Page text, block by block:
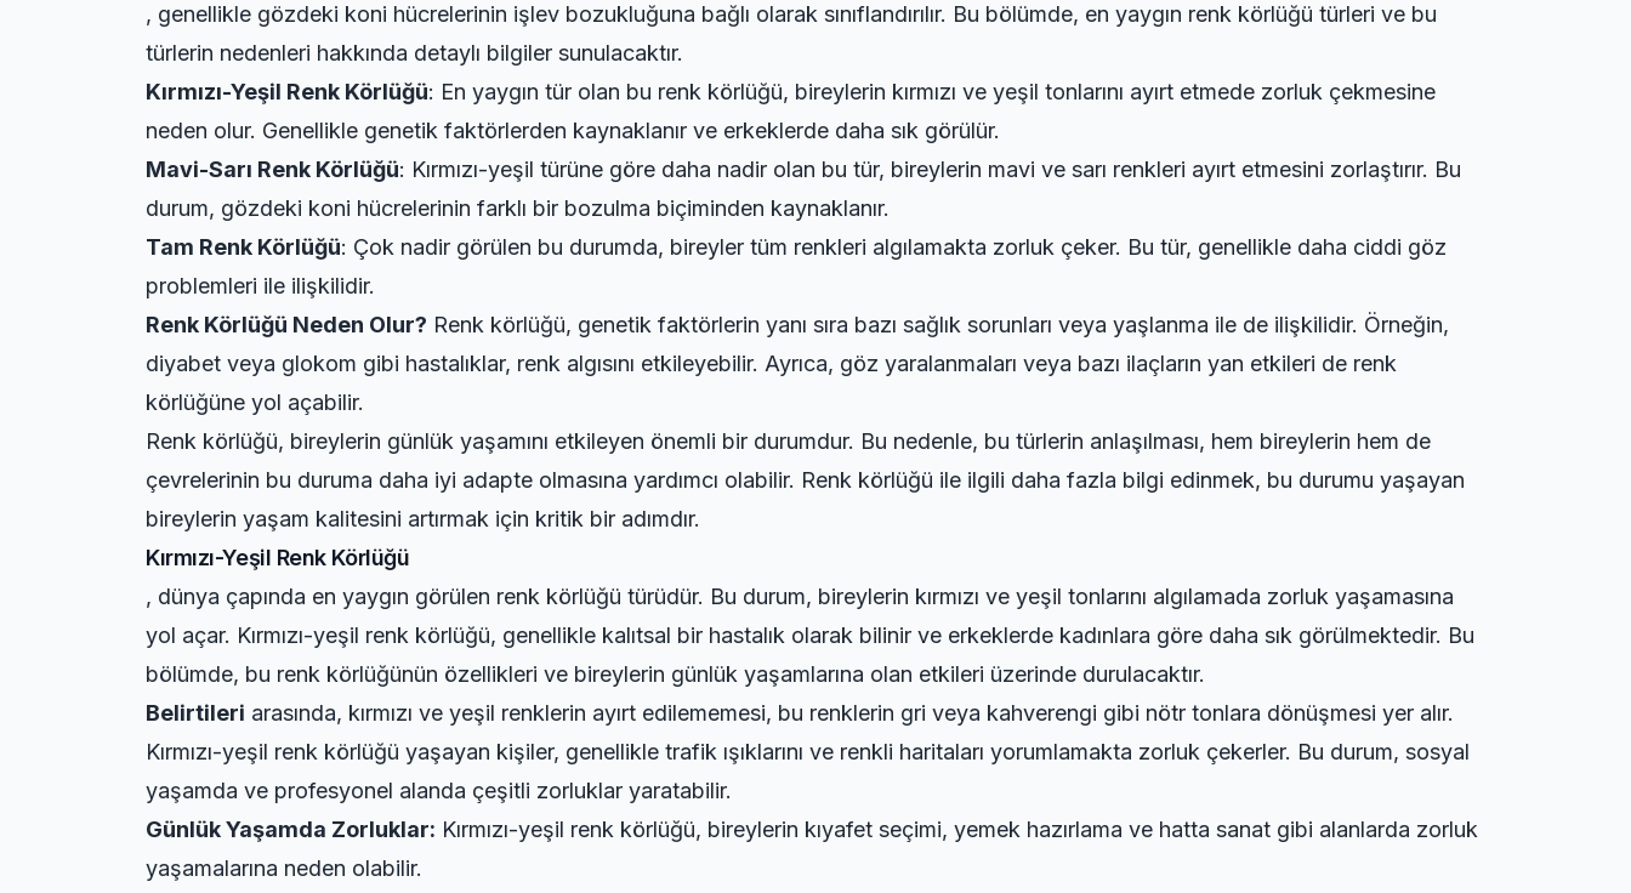
, genellikle gözdeki koni hücrelerinin işlev bozukluğuna bağlı olarak sınıflandırılır. Bu bölümde, en yaygın renk körlüğü türleri ve bu
türlerin nedenleri hakkında detaylı bilgiler sunulacaktır.
Kırmızı-Yeşil Renk Körlüğü: En yaygın tür olan bu renk körlüğü, bireylerin kırmızı ve yeşil tonlarını ayırt etmede zorluk çekmesine
neden olur. Genellikle genetik faktörlerden kaynaklanır ve erkeklerde daha sık görülür.
Mavi-Sarı Renk Körlüğü: Kırmızı-yeşil türüne göre daha nadir olan bu tür, bireylerin mavi ve sarı renkleri ayırt etmesini zorlaştırır. Bu
durum, gözdeki koni hücrelerinin farklı bir bozulma biçiminden kaynaklanır.
Tam Renk Körlüğü: Çok nadir görülen bu durumda, bireyler tüm renkleri algılamakta zorluk çeker. Bu tür, genellikle daha ciddi göz
problemleri ile ilişkilidir.
Renk Körlüğü Neden Olur? Renk körlüğü, genetik faktörlerin yanı sıra bazı sağlık sorunları veya yaşlanma ile de ilişkilidir. Örneğin,
diyabet veya glokom gibi hastalıklar, renk algısını etkileyebilir. Ayrıca, göz yaralanmaları veya bazı ilaçların yan etkileri de renk
körlüğüne yol açabilir.
Renk körlüğü, bireylerin günlük yaşamını etkileyen önemli bir durumdur. Bu nedenle, bu türlerin anlaşılması, hem bireylerin hem de
çevrelerinin bu duruma daha iyi adapte olmasına yardımcı olabilir. Renk körlüğü ile ilgili daha fazla bilgi edinmek, bu durumu yaşayan
bireylerin yaşam kalitesini artırmak için kritik bir adımdır.
Kırmızı-Yeşil Renk Körlüğü
, dünya çapında en yaygın görülen renk körlüğü türüdür. Bu durum, bireylerin kırmızı ve yeşil tonlarını algılamada zorluk yaşamasına
yol açar. Kırmızı-yeşil renk körlüğü, genellikle kalıtsal bir hastalık olarak bilinir ve erkeklerde kadınlara göre daha sık görülmektedir. Bu
bölümde, bu renk körlüğünün özellikleri ve bireylerin günlük yaşamlarına olan etkileri üzerinde durulacaktır.
Belirtileri arasında, kırmızı ve yeşil renklerin ayırt edilememesi, bu renklerin gri veya kahverengi gibi nötr tonlara dönüşmesi yer alır.
Kırmızı-yeşil renk körlüğü yaşayan kişiler, genellikle trafik ışıklarını ve renkli haritaları yorumlamakta zorluk çekerler. Bu durum, sosyal
yaşamda ve profesyonel alanda çeşitli zorluklar yaratabilir.
Günlük Yaşamda Zorluklar: Kırmızı-yeşil renk körlüğü, bireylerin kıyafet seçimi, yemek hazırlama ve hatta sanat gibi alanlarda zorluk
yaşamalarına neden olabilir.